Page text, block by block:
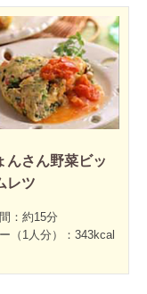
んさん野菜ビッ
レツ
：約15分
（1人分）：343kcal